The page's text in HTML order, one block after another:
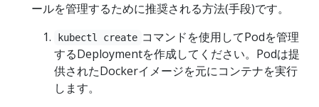
ールを管理するために推奨される方法(手段)です。
kubectl create コマンドを使用してPodを管理
するDeploymentを作成してください。Podは提
供されたDockerイメージを元にコンテナを実行
します。